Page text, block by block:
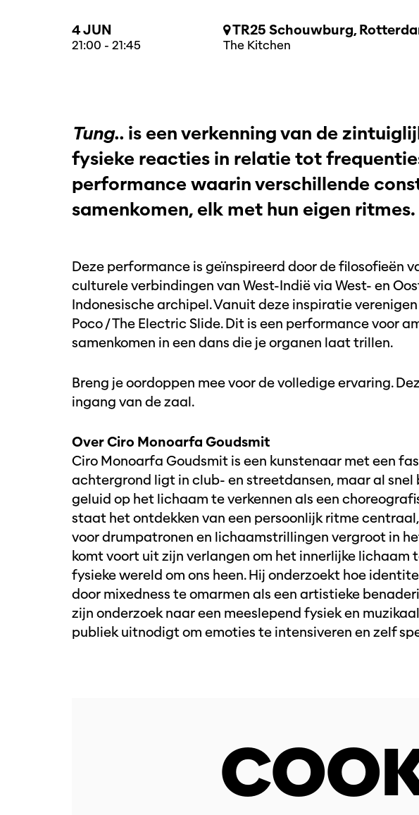
4 JUN
21:00 - 21:45
TR25 Schouwburg,
The Kitchen
Tung.. is een verkenning van de
fysieke reacties in relatie tot
performance waarin verschillende
samenkomen, elk met hun eigen ritmes.
Deze performance is geïnspireerd door de filosofieën
culturele verbindingen van West-Indië via West- en
Indonesische archipel. Vanuit deze inspiratie
Poco / The Electric Slide. Dit is een performance voor
samenkomen in een dans die je organen laat trillen.
Breng je oordoppen mee voor de volledige ervaring.
ingang van de zaal.
Over Ciro Monoarfa Goudsmit
Ciro Monoarfa Goudsmit is een kunstenaar met een
achtergrond ligt in club- en streetdansen, maar al snel
geluid op het lichaam te verkennen als een
staat het ontdekken van een persoonlijk ritme
voor drumpatronen en lichaamstrillingen vergroot in
komt voort uit zijn verlangen om het innerlijke
fysieke wereld om ons heen. Hij onderzoekt hoe
door mixedness te omarmen als een artistieke
zijn onderzoek naar een meeslepend fysiek en
publiek uitnodigt om emoties te intensiveren en zelf